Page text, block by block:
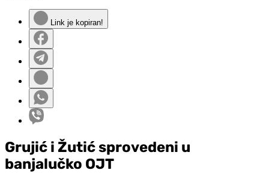
Link je kopiran!
Grujić i Žutić sprovedeni u
banjalučko OJT